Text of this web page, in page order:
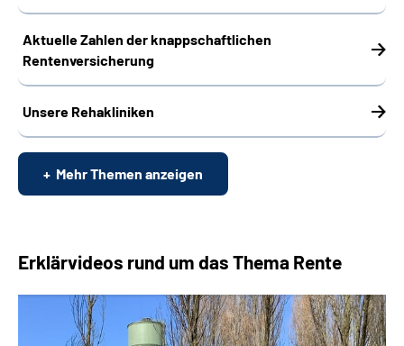
Aktuelle Zahlen der knappschaftlichen
Rentenversicherung
Unsere Rehakliniken
Mehr Themen anzeigen
Erklärvideos rund um das Thema Rente